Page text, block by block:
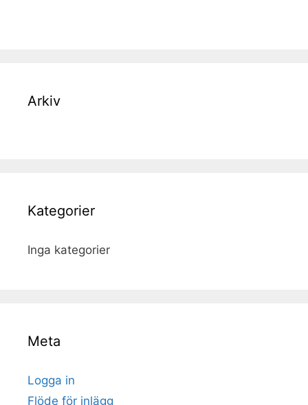
Arkiv
Kategorier
Inga kategorier
Meta
Logga in
Flöde för inlägg